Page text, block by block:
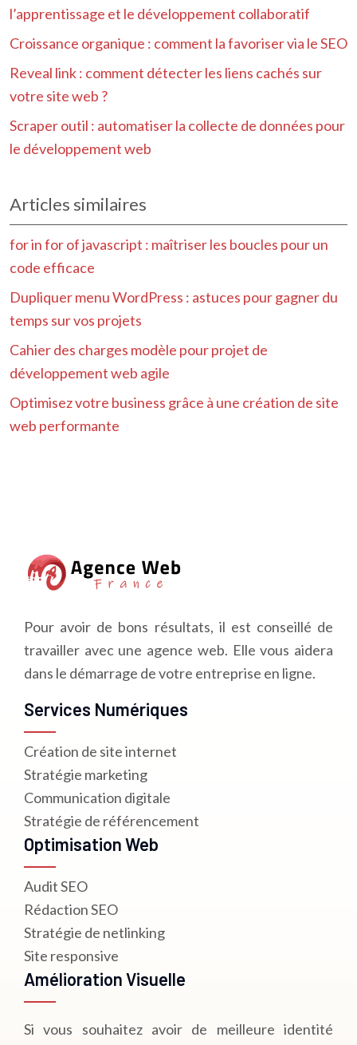
l’apprentissage et le développement collaboratif
Croissance organique : comment la favoriser via le SEO
Reveal link : comment détecter les liens cachés sur
votre site web ?
Scraper outil : automatiser la collecte de données pour
le développement web
Articles similaires
for in for of javascript : maîtriser les boucles pour un
code efficace
Dupliquer menu WordPress : astuces pour gagner du
temps sur vos projets
Cahier des charges modèle pour projet de
développement web agile
Optimisez votre business grâce à une création de site
web performante
Pour avoir de bons résultats, il est conseillé de
travailler avec une agence web. Elle vous aidera
dans le démarrage de votre entreprise en ligne.
Services Numériques
Création de site internet
Stratégie marketing
Communication digitale
Stratégie de référencement
Optimisation Web
Audit SEO
Rédaction SEO
Stratégie de netlinking
Site responsive
Amélioration Visuelle
Si vous souhaitez avoir de meilleure identité